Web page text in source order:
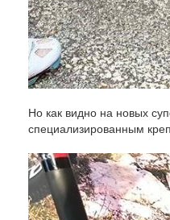
Но как видно на новых
специализированным